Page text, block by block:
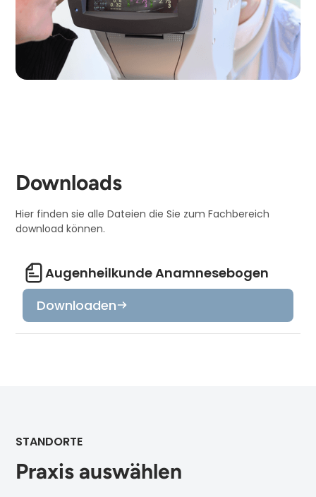
Downloads
Hier finden sie alle Dateien die Sie zum Fachbereich
download können.
Augenheilkunde Anamnesebogen
Downloaden
STANDORTE
Praxis auswählen